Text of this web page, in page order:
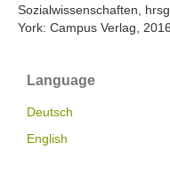
Sozialwissenschaften,
York: Campus Verlag,
Language
Deutsch
English